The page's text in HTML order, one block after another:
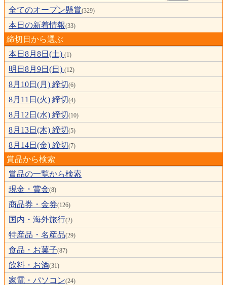
全てのオープン懸賞(329)
本日の新着情報(33)
締切日から選ぶ
本日8月8日(土) (1)
明日8月9日(日) (12)
8月10日(月) 締切(6)
8月11日(火) 締切(4)
8月12日(水) 締切(10)
8月13日(木) 締切(5)
8月14日(金) 締切(7)
賞品から検索
賞品の一覧から検索
現金・賞金(8)
商品券・金券(126)
国内・海外旅行(2)
特産品・名産品(29)
食品・お菓子(87)
飲料・お酒(31)
家電・パソコン(24)